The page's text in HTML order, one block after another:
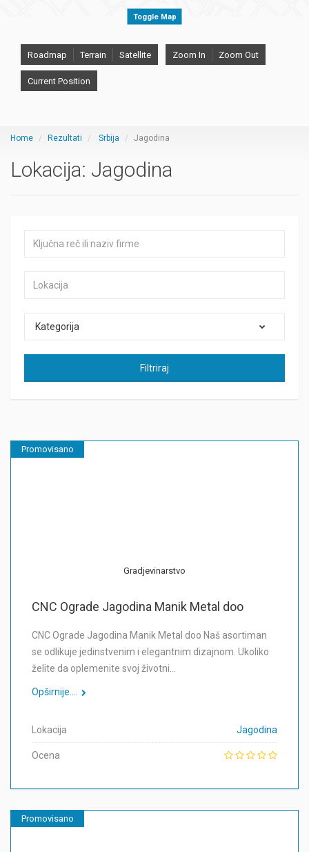
Toggle Map
Roadmap Terrain Satellite Zoom In Zoom Out
Current Position
Home Rezultati Srbija Jagodina
Lokacija: Jagodina
Kategorija
Filtriraj
Promovisano
Gradjevinarstvo
CNC Ograde Jagodina Manik Metal doo
CNC Ograde Jagodina Manik Metal doo Naš asortiman
se odlikuje jedinstvenim i elegantnim dizajnom. Ukoliko
želite da oplemenite svoj životni…
Opširnije....
Lokacija Jagodina
Ocena
Promovisano